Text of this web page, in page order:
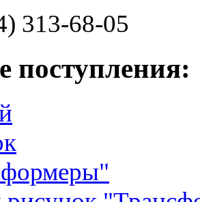
313-68-05
поступления: